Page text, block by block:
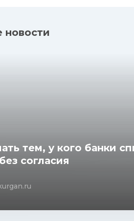
новости
тем, у кого банки
согласия